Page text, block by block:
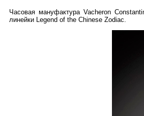
Часовая мануфактура Vacheron
линейки Legend of the Chinese Zodiac.